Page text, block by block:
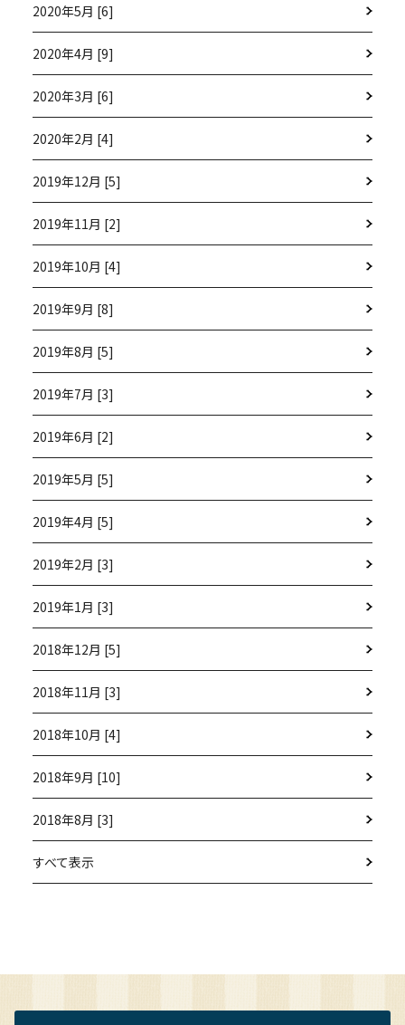
2020年5月 [6]
2020年4月 [9]
2020年3月 [6]
2020年2月 [4]
2019年12月 [5]
2019年11月 [2]
2019年10月 [4]
2019年9月 [8]
2019年8月 [5]
2019年7月 [3]
2019年6月 [2]
2019年5月 [5]
2019年4月 [5]
2019年2月 [3]
2019年1月 [3]
2018年12月 [5]
2018年11月 [3]
2018年10月 [4]
2018年9月 [10]
2018年8月 [3]
すべて表示